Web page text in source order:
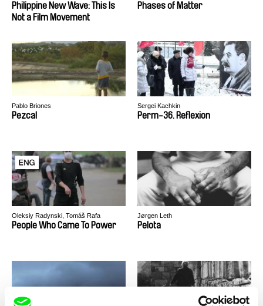
Philippine New Wave: This Is
Not a Film Movement
Phases of Matter
Pablo Briones
Pezcal
Sergei Kachkin
Perm-36. Reflexion
Oleksiy Radynski, Tomáš Rafa
People Who Came To Power
Jørgen Leth
Pelota